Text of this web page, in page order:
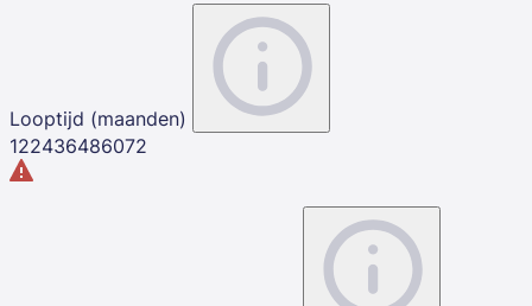
Looptijd (maanden)
122436486072